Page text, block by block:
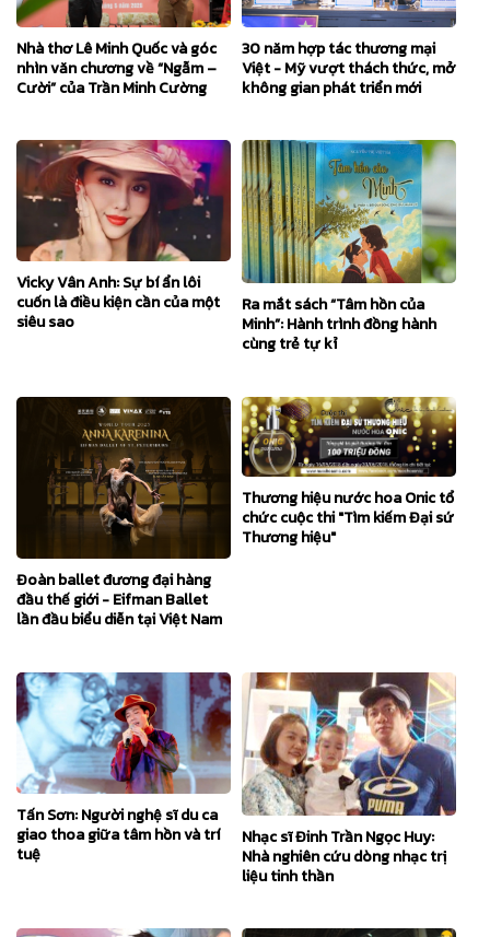
Nhà thơ Lê Minh Quốc và góc
nhìn văn chương về “Ngẫm –
Cười” của Trần Minh Cường
30 năm hợp tác thương mại
Việt - Mỹ vượt thách thức, mở
không gian phát triển mới
Vicky Vân Anh: Sự bí ẩn lôi
cuốn là điều kiện cần của một
siêu sao
Ra mắt sách “Tâm hồn của
Minh”: Hành trình đồng hành
cùng trẻ tự kỉ
Đoàn ballet đương đại hàng
đầu thế giới - Eifman Ballet
lần đầu biểu diễn tại Việt Nam
Thương hiệu nước hoa Onic tổ
chức cuộc thi "Tìm kiếm Đại sứ
Thương hiệu"
Tấn Sơn: Người nghệ sĩ du ca
giao thoa giữa tâm hồn và trí
tuệ
Nhạc sĩ Đinh Trần Ngọc Huy:
Nhà nghiên cứu dòng nhạc trị
liệu tinh thần